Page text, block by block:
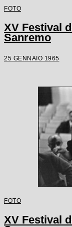
FOTO
XV Festival
Sanremo
25 GENNAIO 1965
FOTO
XV Festival